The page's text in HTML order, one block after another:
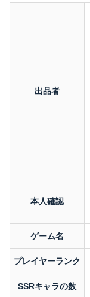
出品者
本人確認
ゲーム名
プレイヤーランク
SSRキャラの数